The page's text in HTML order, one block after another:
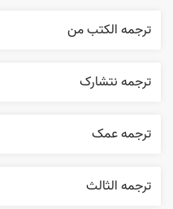
ترجمه الکتب من
ترجمه نتشارک
ترجمه عمک
ترجمه الثالث